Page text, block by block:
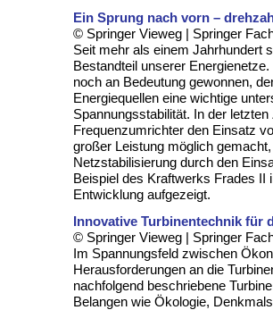
Ein Sprung nach vorn –
© Springer Vieweg | Springer
Seit mehr als einem Jahrhundert
Bestandteil unserer
noch an Bedeutung gewonnen,
Energiequellen eine wichtige
Spannungsstabilität. In der
Frequenzumrichter den Einsatz
großer Leistung möglich
Netzstabilisierung durch den
Beispiel des Kraftwerks Frades II
Entwicklung aufgezeigt.
Innovative Turbinentechnik für
© Springer Vieweg | Springer
Im Spannungsfeld zwischen
Herausforderungen an die
nachfolgend beschriebene
Belangen wie Ökologie,